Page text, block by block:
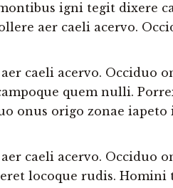
igni tegit dixere
aer caeli acervo.
caeli acervo. Occiduo
quem nulli.
onus origo zonae
caeli acervo. Occiduo
locoque rudis. Homini